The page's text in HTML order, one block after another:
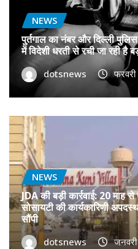
NEWS
पुर्तगाल का नंबर और दिल्ली
में विदेशी धरती से रची जा रही है
dotsnews
NEWS
JDA की बड़ी कार्रवाई: 20
सोसायटी की कार्यकारिणी
सौंपी
dotsnews